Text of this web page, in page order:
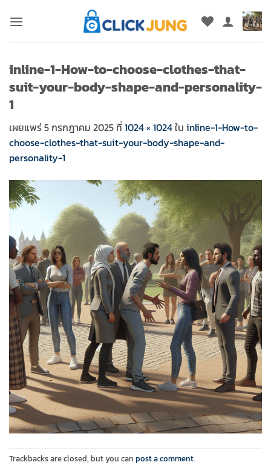
inline-1-How-to-choose-clothes-that-
suit-your-body-shape-and-personality-
1
เผยแพร่5 กรกฎาคม 2025 ที่ 1024 × 1024ใน inline-1-How-to-
choose-clothes-that-suit-your-body-shape-and-
personality-1
Trackbacks are closed, but you can post a comment.